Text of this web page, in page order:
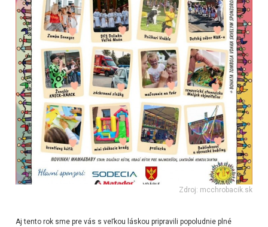
Zdroj: mcchrobacik.sk
Aj tento rok sme pre vás s veľkou láskou pripravili popoludnie plné